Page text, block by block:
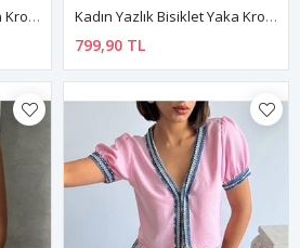
Kadın Yazlık Bisiklet Yaka Kroşata Motifli Güpür Bluz 3D-2342 Kadın Yazlık Bisiklet Yaka Kroşata Motifli Güpür Bluz 3D-2341
799,90 TL